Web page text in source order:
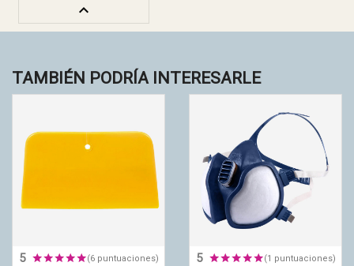

TAMBIÉN PODRÍA INTERESARLE
5 (6 puntuaciones) 5 (1 puntuaciones)